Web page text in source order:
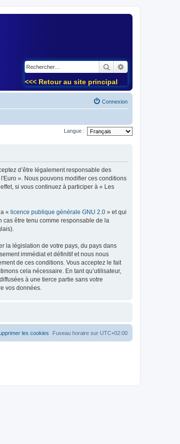
Rechercher
<<< Retour au site principal
Connexion
Langue :
d’être légalement responsable des
». Nous pouvons modifier ces conditions
si vous continuez à participer à « Les
« licence publique générale GNU 2.0 » et qui
être tenu comme responsable de la
la législation de votre pays, du pays dans
immédiat et définitif et nous nous
de ces conditions. Vous acceptez le fait
cela nécessaire. En tant qu’utilisateur,
à une tierce partie sans votre
vos données.
Fuseau horaire sur UTC+02:00
les cookies